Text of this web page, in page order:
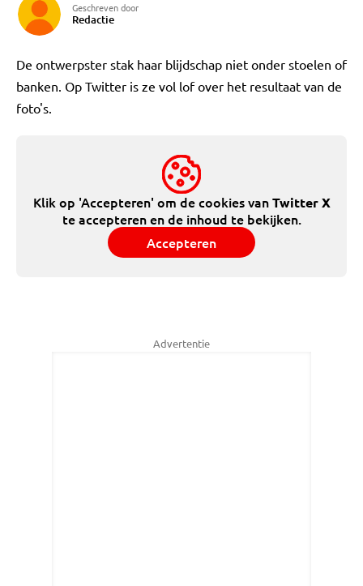
Geschreven door
Redactie
De ontwerpster stak haar blijdschap niet onder stoelen of
banken. Op Twitter is ze vol lof over het resultaat van de
foto's.
Klik op 'Accepteren' om de cookies vanTwitter X
te accepteren en de inhoud te bekijken.
Accepteren
Advertentie